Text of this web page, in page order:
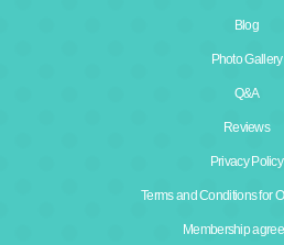
Blog
Photo Gallery
Q&A
Reviews
Privacy Policy
Terms and Conditions for
Membership